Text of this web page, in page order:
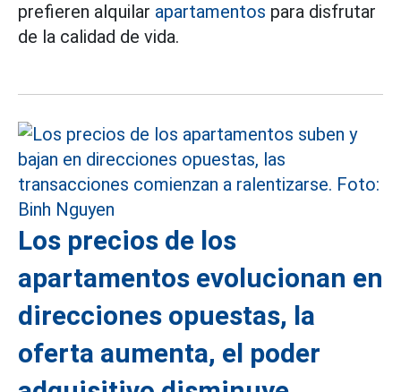
prefieren alquilar apartamentos para disfrutar
de la calidad de vida.
Los precios de los
apartamentos evolucionan en
direcciones opuestas, la
oferta aumenta, el poder